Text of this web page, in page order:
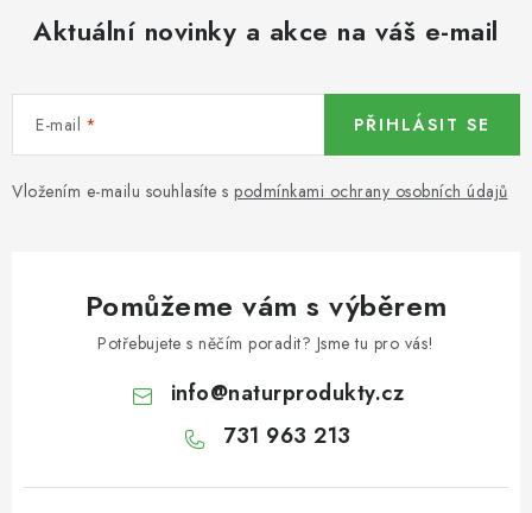
DÁRKOVÉ POUKAZY
OŘECHY NATURAL / MANDLE
OŘECHY NATURAL / KEŠU OŘECHY / KEŠU OŘECHY
CELÉ NATURAL
OŘECHY NATURAL / PODZEMNICE (ARAŠÍDY) /
PODZEMNICE OLEJNÁ BLANŠÍROVANÁ
Aktuální novinky a akce na váš e-mail
E-mail
Vložením e-mailu souhlasíte s podmínkami ochrany osobních údajů
PŘIHLÁSIT SE
Pomůžeme vám s výběrem
Potřebujete s něčím poradit? Jsme tu pro vás!
info@naturprodukty.cz
731 963 213